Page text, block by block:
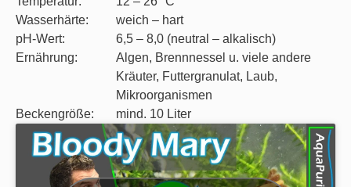
Wasserhärte:
weich – hart
pH-Wert:
6,5 – 8,0 (neutral – alkalisch)
Ernährung:
Algen, Brennnessel u. viele andere
Kräuter, Futtergranulat, Laub,
Mikroorganismen
Beckengröße:
mind. 10 Liter